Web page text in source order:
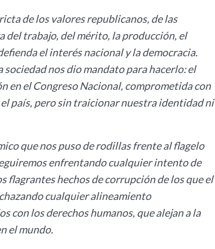
de los valores republicanos, de las
del trabajo, del mérito, la producción, el
el interés nacional y la democracia.
nos dio mandato para hacerlo: el
en el Congreso Nacional, comprometida con
país, pero sin traicionar nuestra identidad ni
que nos puso de rodillas frente al flagelo
enfrentando cualquier intento de
hechos de corrupción de los que el
cualquier alineamiento
los derechos humanos, que alejan a la
el mundo.